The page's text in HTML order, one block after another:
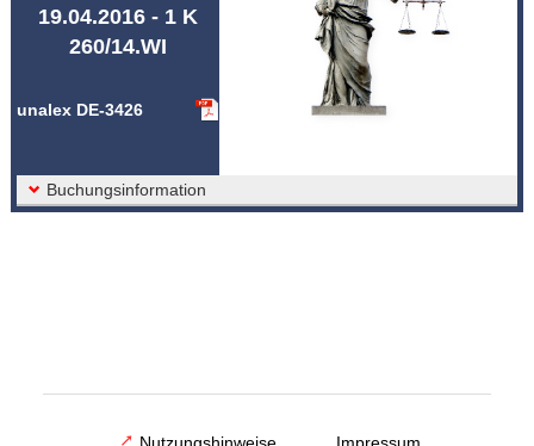
19.04.2016 - 1 K
260/14.WI
unalex DE-3426
Buchungsinformation
Nutzungshinweise Impressum